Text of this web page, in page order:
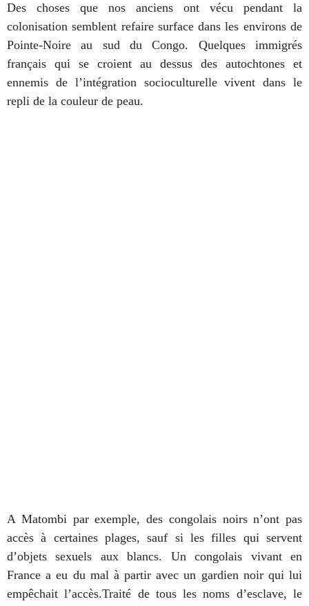
Des choses que nos anciens ont vécu pendant la
colonisation semblent refaire surface dans les environs de
Pointe-Noire au sud du Congo. Quelques immigrés
français qui se croient au dessus des autochtones et
ennemis de l’intégration socioculturelle vivent dans le
repli de la couleur de peau.
A Matombi par exemple, des congolais noirs n’ont pas
accès à certaines plages, sauf si les filles qui servent
d’objets sexuels aux blancs. Un congolais vivant en
France a eu du mal à partir avec un gardien noir qui lui
empêchait l’accès.Traité de tous les noms d’esclave, le